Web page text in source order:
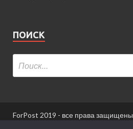
ПОИСК
ForPost 2019 - все права защищены